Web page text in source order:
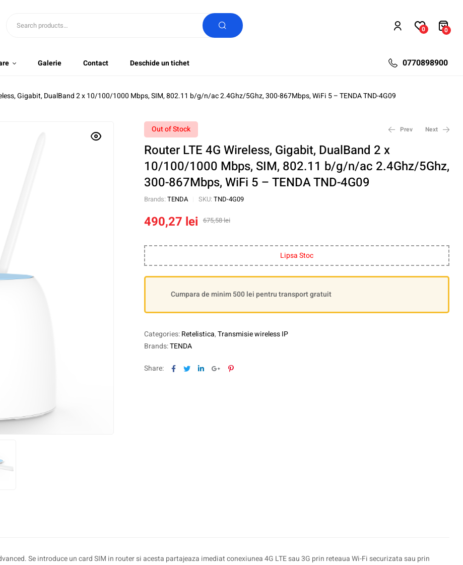
0 0
Galerie Contact Deschide un tichet 0770898900
Gigabit, DualBand 2 x 10/100/1000 Mbps, SIM, 802.11 b/g/n/ac 2.4Ghz/5Ghz, 300-867Mbps, WiFi 5 – TENDA TND-4G09
Out of Stock Prev
313,04lei
227,17lei
Next
73,32 lei
50,20lei
Router LTE 4G Wireless, Gigabit, DualBand 2 x
10/100/1000 Mbps, SIM, 802.11 b/g/n/ac 2.4Ghz/5Ghz,
300-867Mbps, WiFi 5 – TENDA TND-4G09
Brands: TENDA SKU: TND-4G09
675,58lei
490,27 lei
Lipsa Stoc
Cumpara de minim 500 lei pentru transport gratuit
Categories:Retelistica,Transmisie wireless IP
Brands:TENDA
Share: Facebook
TwitterLinkedinGoogle+Pinterest
Se introduce un card SIM in router si acesta partajeaza imediat conexiunea 4G LTE sau 3G prin reteaua Wi-Fi securizata sau prin